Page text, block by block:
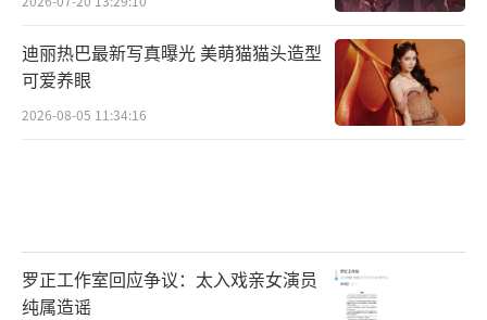
迪丽热巴最新写真曝光 美萌猫猫头造型
可爱养眼
2026-08-05 11:34:16
罗正工作室回应争议：太入戏亲女演员
纯属造谣